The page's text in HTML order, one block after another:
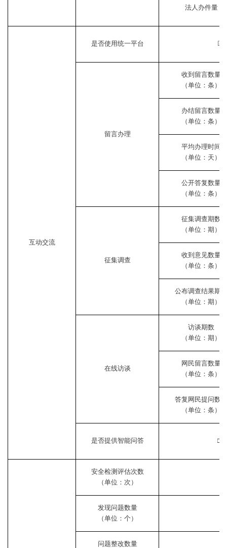
法人办件量
互动交流
是否使用统一平台 ☑
留言办理
收到留言数量
（单位：条）
办结留言数量
（单位：条）
平均办理时间
（单位：天）
公开答复数量
（单位：条）
征集调查
征集调查期数
（单位：期）
收到意见数量
（单位：条）
公布调查结果期数
（单位：期）
在线访谈
访谈期数
（单位：期）
网民留言数量
（单位：条）
答复网民提问数量
（单位：条）
是否提供智能问答
安全检测评估次数
（单位：次）
发现问题数量
（单位：个）
问题整改数量